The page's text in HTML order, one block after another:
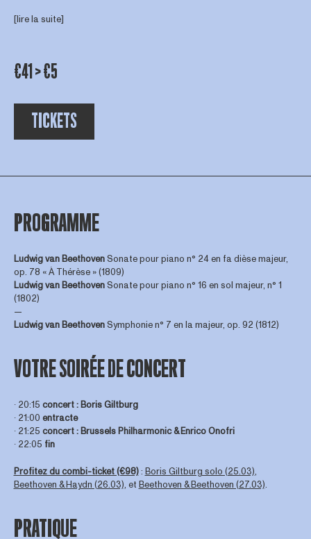
[lire la suite]
€41 > €5
TICKETS
PROGRAMME
Ludwig van BeethovenSonate pour piano n° 24 en fa dièse majeur,
op. 78 « À Thérèse » (1809)
Ludwig van BeethovenSonate pour piano n° 16 en sol majeur, n° 1
(1802)
—
Ludwig van BeethovenSymphonie n° 7 en la majeur, op. 92 (1812)
VOTRE SOIRÉE DE CONCERT
∙ 20:15 concert : Boris Giltburg
∙ 21:00 entracte
∙ 21:25 concert : Brussels Philharmonic & Enrico Onofri
∙ 22:05 fin
Profitez du combi-ticket (€98): Boris Giltburg solo (25.03),
Beethoven & Haydn (26.03), et Beethoven & Beethoven (27.03).
PRATIQUE